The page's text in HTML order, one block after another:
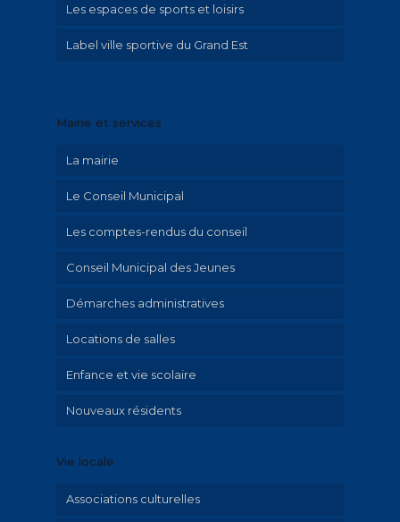
Parcours historique
Illustrations Irolla
Les espaces de sports et loisirs
Label ville sportive du Grand Est
Mairie et services
La mairie
Le Conseil Municipal
Les comptes-rendus du conseil
Conseil Municipal des Jeunes
Démarches administratives
Urbanisme et travaux
Mariage et PACS
Cimetière
Locations de salles
Enfance et vie scolaire
Activités périscolaires
Nouveaux résidents
Vie locale
Associations culturelles